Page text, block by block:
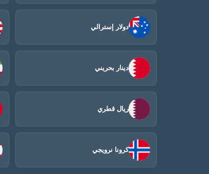
دولار إسترالي
دينار بحريني
ريال قطري
كرونا نرويجي